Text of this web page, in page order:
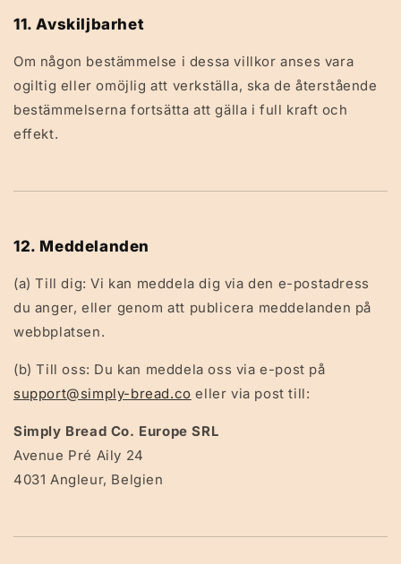
11. Avskiljbarhet
Om någon bestämmelse i dessa villkor anses vara
ogiltig eller omöjlig att verkställa, ska de återstående
bestämmelserna fortsätta att gälla i full kraft och
effekt.
12. Meddelanden
(a) Till dig: Vi kan meddela dig via den e-postadress
du anger, eller genom att publicera meddelanden på
webbplatsen.
(b) Till oss: Du kan meddela oss via e-post på
support@simply-bread.co eller via post till:
Simply Bread Co. Europe SRL
Avenue Pré Aily 24
4031 Angleur, Belgien